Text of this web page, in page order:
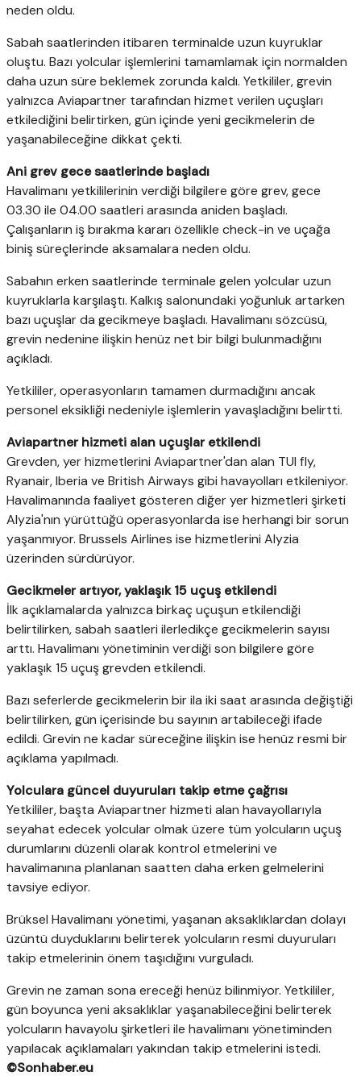
neden oldu.
Sabah saatlerinden itibaren terminalde uzun kuyruklar
oluştu. Bazı yolcular işlemlerini tamamlamak için normalden
daha uzun süre beklemek zorunda kaldı. Yetkililer, grevin
yalnızca Aviapartner tarafından hizmet verilen uçuşları
etkilediğini belirtirken, gün içinde yeni gecikmelerin de
yaşanabileceğine dikkat çekti.
Ani grev gece saatlerinde başladı
Havalimanı yetkililerinin verdiği bilgilere göre grev, gece
03.30 ile 04.00 saatleri arasında aniden başladı.
Çalışanların iş bırakma kararı özellikle check-in ve uçağa
biniş süreçlerinde aksamalara neden oldu.
Sabahın erken saatlerinde terminale gelen yolcular uzun
kuyruklarla karşılaştı. Kalkış salonundaki yoğunluk artarken
bazı uçuşlar da gecikmeye başladı. Havalimanı sözcüsü,
grevin nedenine ilişkin henüz net bir bilgi bulunmadığını
açıkladı.
Yetkililer, operasyonların tamamen durmadığını ancak
personel eksikliği nedeniyle işlemlerin yavaşladığını belirtti.
Aviapartner hizmeti alan uçuşlar etkilendi
Grevden, yer hizmetlerini Aviapartner'dan alan TUI fly,
Ryanair, Iberia ve British Airways gibi havayolları etkileniyor.
Havalimanında faaliyet gösteren diğer yer hizmetleri şirketi
Alyzia'nın yürüttüğü operasyonlarda ise herhangi bir sorun
yaşanmıyor. Brussels Airlines ise hizmetlerini Alyzia
üzerinden sürdürüyor.
Gecikmeler artıyor, yaklaşık 15 uçuş etkilendi
İlk açıklamalarda yalnızca birkaç uçuşun etkilendiği
belirtilirken, sabah saatleri ilerledikçe gecikmelerin sayısı
arttı. Havalimanı yönetiminin verdiği son bilgilere göre
yaklaşık 15 uçuş grevden etkilendi.
Bazı seferlerde gecikmelerin bir ila iki saat arasında değiştiği
belirtilirken, gün içerisinde bu sayının artabileceği ifade
edildi. Grevin ne kadar süreceğine ilişkin ise henüz resmi bir
açıklama yapılmadı.
Yolculara güncel duyuruları takip etme çağrısı
Yetkililer, başta Aviapartner hizmeti alan havayollarıyla
seyahat edecek yolcular olmak üzere tüm yolcuların uçuş
durumlarını düzenli olarak kontrol etmelerini ve
havalimanına planlanan saatten daha erken gelmelerini
tavsiye ediyor.
Brüksel Havalimanı yönetimi, yaşanan aksaklıklardan dolayı
üzüntü duyduklarını belirterek yolcuların resmi duyuruları
takip etmelerinin önem taşıdığını vurguladı.
Grevin ne zaman sona ereceği henüz bilinmiyor. Yetkililer,
gün boyunca yeni aksaklıklar yaşanabileceğini belirterek
yolcuların havayolu şirketleri ile havalimanı yönetiminden
yapılacak açıklamaları yakından takip etmelerini istedi.
©Sonhaber.eu